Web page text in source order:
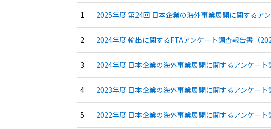
2025年度 第24回 日本企業の海外事業展開に関するア
2024年度 輸出に関するFTAアンケート調査報告書（
2024年度 日本企業の海外事業展開に関するアンケート
2023年度 日本企業の海外事業展開に関するアンケート
2022年度 日本企業の海外事業展開に関するアンケート